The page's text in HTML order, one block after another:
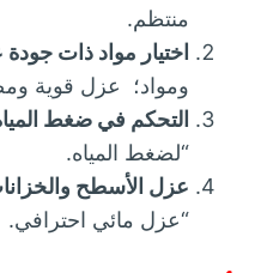
منتظم.
اختيار مواد ذات جودة
ومواد؛ عزل قوية
التحكم في ضغط
“لضغط المياه.
عزل الأسطح
“عزل مائي احترافي.